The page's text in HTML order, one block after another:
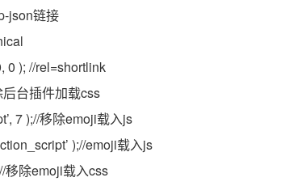
json链接
0 ); //rel=shortlink
后台插件加载css
7 );//移除emoji载入js
);//emoji载入js
移除emoji载入css